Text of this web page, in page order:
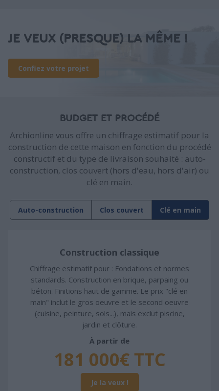
JE VEUX (PRESQUE) LA MÊME !
Confiez votre projet
BUDGET ET PROCÉDÉ
Archionline vous offre un chiffrage estimatif pour la
construction de cette maison en fonction du procédé
constructif et du type de livraison souhaité : auto-
construction, clos couvert (hors d'eau, hors d'air) ou
clé en main.
Auto-construction Clos couvert Clé en main
Construction classique
Chiffrage estimatif pour : Fondations et normes
standards. Construction en brique, parpaing ou
béton. Finitions haut de gamme. Le prix "clé en
main" inclut le gros oeuvre et le second oeuvre
(cuisine, peinture, sols...), mais exclut piscine,
jardin et clôture.
À partir de
181 000€ TTC
Je la veux !